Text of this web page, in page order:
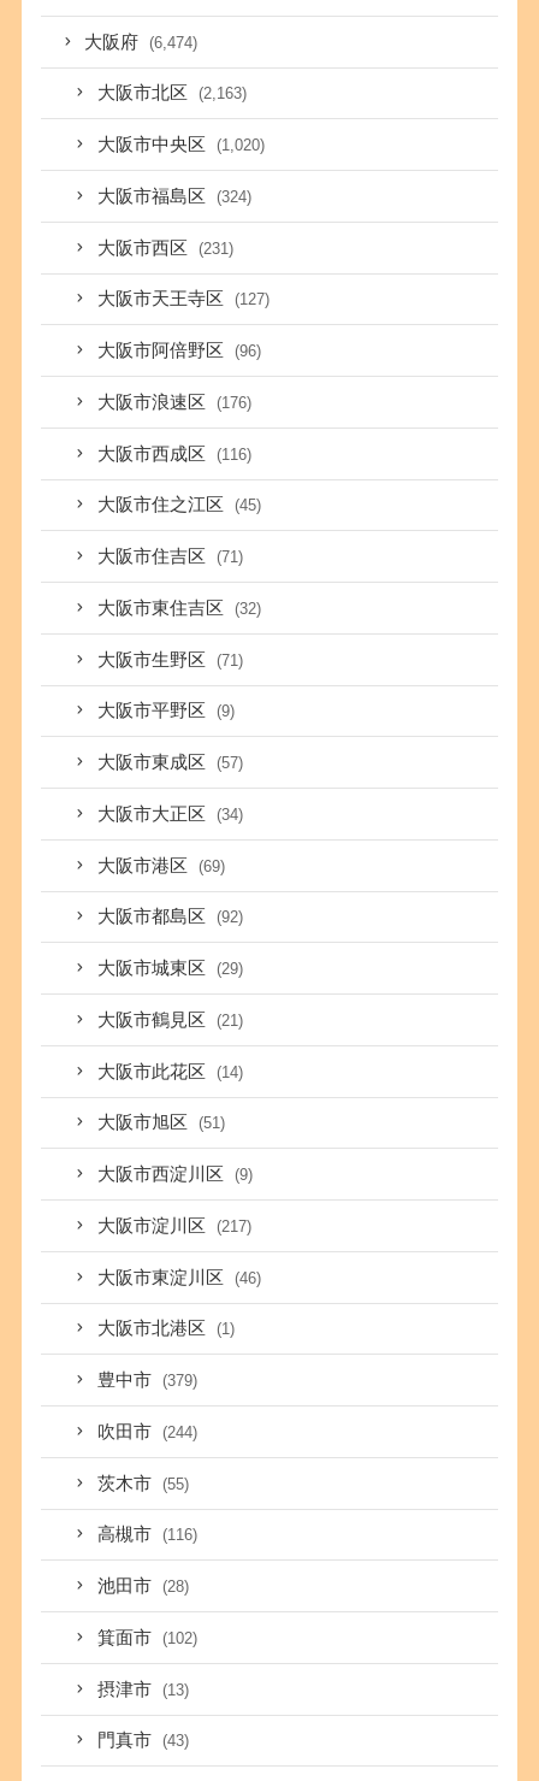
大阪府 (6,474)
大阪市北区 (2,163)
大阪市中央区 (1,020)
大阪市福島区 (324)
大阪市西区 (231)
大阪市天王寺区 (127)
大阪市阿倍野区 (96)
大阪市浪速区 (176)
大阪市西成区 (116)
大阪市住之江区 (45)
大阪市住吉区 (71)
大阪市東住吉区 (32)
大阪市生野区 (71)
大阪市平野区 (9)
大阪市東成区 (57)
大阪市大正区 (34)
大阪市港区 (69)
大阪市都島区 (92)
大阪市城東区 (29)
大阪市鶴見区 (21)
大阪市此花区 (14)
大阪市旭区 (51)
大阪市西淀川区 (9)
大阪市淀川区 (217)
大阪市東淀川区 (46)
大阪市北港区 (1)
豊中市 (379)
吹田市 (244)
茨木市 (55)
高槻市 (116)
池田市 (28)
箕面市 (102)
摂津市 (13)
門真市 (43)